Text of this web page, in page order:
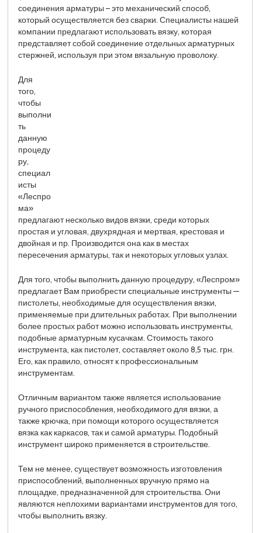
соединения арматуры – это механический способ,
который осуществляется без сварки. Специалисты нашей
компании предлагают использовать вязку, которая
представляет собой соединение отдельных арматурных
стержней, используя при этом вязальную проволоку.
Для
того,
чтобы
выполни
ть
данную
процеду
ру,
специал
исты
«Леспро
ма»
предлагают несколько видов вязки, среди которых
простая и угловая, двухрядная и мертвая, крестовая и
двойная и пр. Производится она как в местах
пересечения арматуры, так и некоторых угловых узлах.
Для того, чтобы выполнить данную процедуру, «Леспром»
предлагает Вам приобрести специальные инструменты —
пистолеты, необходимые для осуществления вязки,
применяемые при длительных работах. При выполнении
более простых работ можно использовать инструменты,
подобные арматурным кусачкам. Стоимость такого
инструмента, как пистолет, составляет около 8,5 тыс. грн.
Его, как правило, относят к профессиональным
инструментам.
Отличным вариантом также является использование
ручного приспособления, необходимого для вязки, а
также крючка, при помощи которого осуществляется
вязка как каркасов, так и самой арматуры. Подобный
инструмент широко применяется в строительстве.
Тем не менее, существует возможность изготовления
приспособлений, выполненных вручную прямо на
площадке, предназначенной для строительства. Они
являются неплохими вариантами инструментов для того,
чтобы выполнить вязку.